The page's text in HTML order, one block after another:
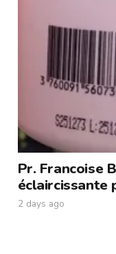
Pr. Francoise
éclaircissante
2 days ago